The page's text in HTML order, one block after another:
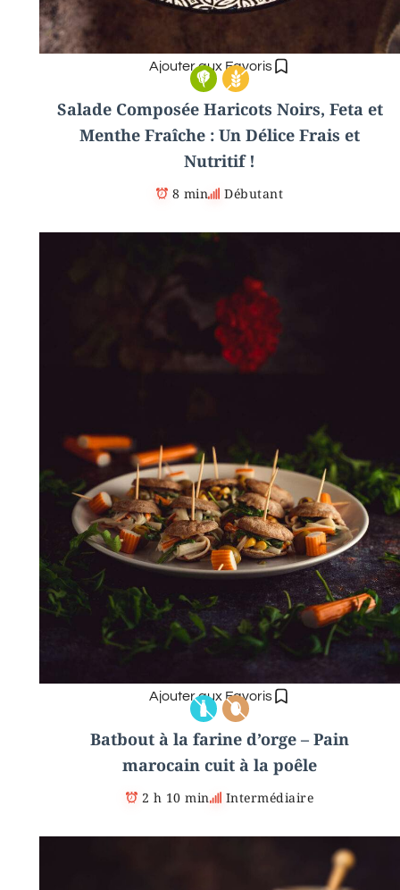
Ajouter aux Favoris
Salade Composée Haricots Noirs, Feta et
Menthe Fraîche : Un Délice Frais et
Nutritif !
8 min Débutant
Ajouter aux Favoris
Batbout à la farine d’orge – Pain
marocain cuit à la poêle
2 h 10 min Intermédiaire